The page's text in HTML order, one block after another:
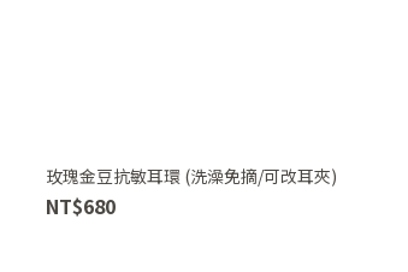
玫瑰金豆抗敏耳環 (洗澡免摘/可改耳夾)
NT$680